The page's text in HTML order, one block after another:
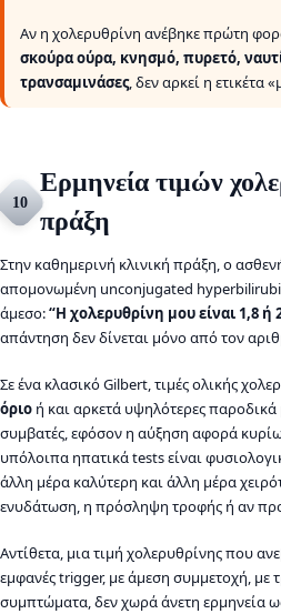
Αν η χολερυθρίνη ανέβηκε πρώτη
σκούρα ούρα, κνησμό, πυρετό,
τρανσαμινάσες, δεν αρκεί η ετικέτα
10
Ερμηνεία τιμών
πράξη
Στην καθημερινή κλινική πράξη, ο
απομονωμένη unconjugated
άμεσο:“Η χολερυθρίνη μου είναι 1,8 ή
απάντηση δεν δίνεται μόνο από τον
Σε ένα κλασικό Gilbert, τιμές ολικής
όριο ή και αρκετά υψηλότερες
συμβατές, εφόσον η αύξηση αφορά
υπόλοιπα ηπατικά tests είναι
άλλη μέρα καλύτερη και άλλη μέρα
ενυδάτωση, η πρόσληψη τροφής ή αν
Αντίθετα, μια τιμή χολερυθρίνης που
εμφανές trigger, με άμεση συμμετοχή, με
συμπτώματα, δεν χωρά άνετη ερμηνεία